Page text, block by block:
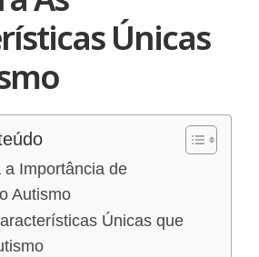
Únicas
a Importância de
Autismo
Únicas que